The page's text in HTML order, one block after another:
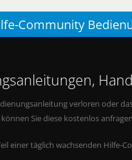
Community
verloren oder
Sie diese kostenlos
einer täglich wachsenden